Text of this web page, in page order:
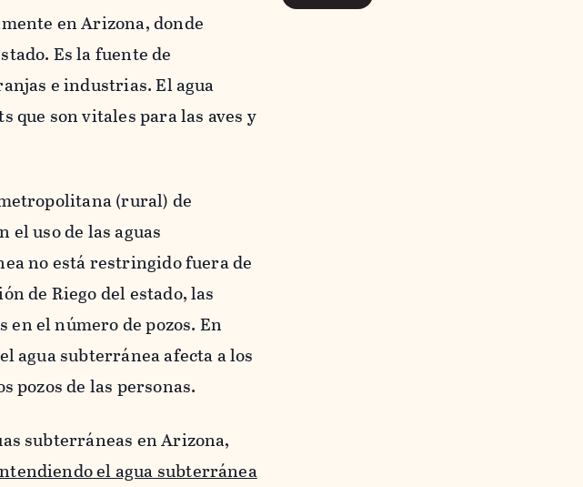
en Arizona, donde
Es la fuente de
e industrias. El agua
son vitales para las aves y
(rural) de
uso de las aguas
no está restringido fuera de
de Riego del estado, las
el número de pozos. En
agua subterránea afecta a los
pozos de las personas.
subterráneas en Arizona,
el agua subterránea